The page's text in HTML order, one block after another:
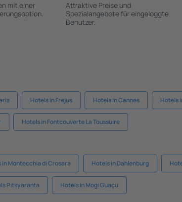
mit einer
Attraktive Preise und
Spezialangebote für eingeloggte
Benutzer.
Hotels in Frejus Hotels in Cannes Hotels
Hotels in Fontcouverte La Toussuire
in Montecchia di Crosara Hotels in Dahlenburg
Pitkyaranta Hotels in Mogi Guaçu